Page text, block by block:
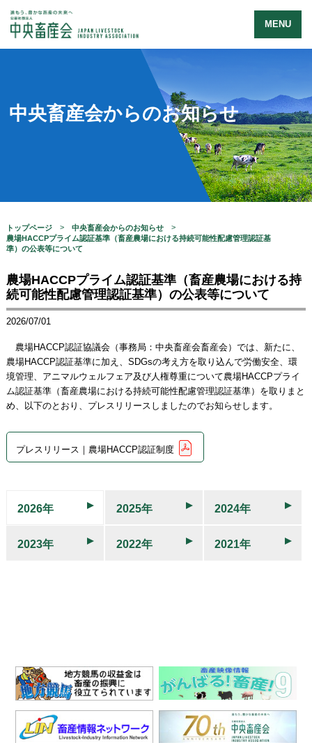
MENU
中央畜産会からのお知らせ
トップページ
中央畜産会からのお知らせ
農場HACCPプライム認証基準（畜産農場における持続可能性配慮管理認証基
準）の公表等について
農場HACCPプライム認証基準（畜産農場における持
続可能性配慮管理認証基準）の公表等について
2026/07/01
農場HACCP認証協議会（事務局：中央畜産会畜産会）では、新たに、
農場HACCP認証基準に加え、SDGsの考え方を取り込んで労働安全、環
境管理、アニマルウェルフェア及び人権尊重について農場HACCPプライ
ム認証基準（畜産農場における持続可能性配慮管理認証基準）を取りまと
め、以下のとおり、プレスリリースしましたのでお知らせします。
プレスリリース｜農場HACCP認証制度
2026年 2025年 2024年
2023年 2022年 2021年